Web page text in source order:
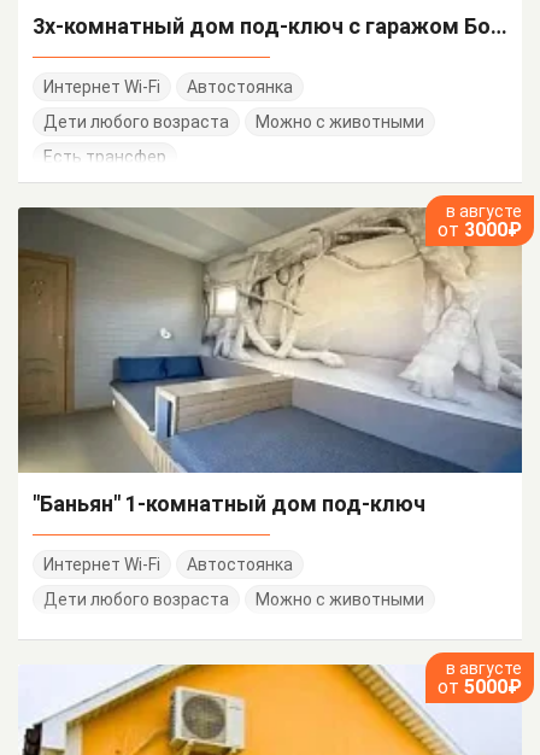
3х-комнатный дом под-ключ с гаражом Больничный 187
Интернет Wi-Fi
Автостоянка
Дети любого возраста
Можно с животными
Есть трансфер
в августе
от 3000₽
"Баньян" 1-комнатный дом под-ключ
Интернет Wi-Fi
Автостоянка
Дети любого возраста
Можно с животными
в августе
от 5000₽